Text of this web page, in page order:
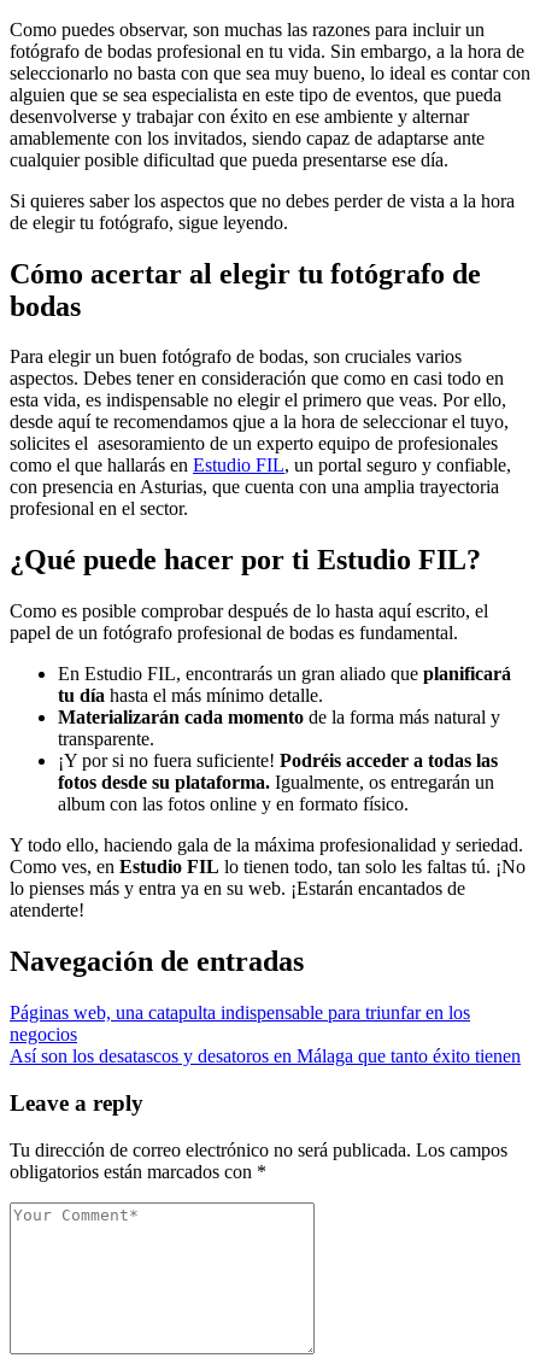
Como puedes observar, son muchas las razones para incluir un
fotógrafo de bodas profesional en tu vida. Sin embargo, a la hora de
seleccionarlo no basta con que sea muy bueno, lo ideal es contar con
alguien que se sea especialista en este tipo de eventos, que pueda
desenvolverse y trabajar con éxito en ese ambiente y alternar
amablemente con los invitados, siendo capaz de adaptarse ante
cualquier posible dificultad que pueda presentarse ese día.
Si quieres saber los aspectos que no debes perder de vista a la hora
de elegir tu fotógrafo, sigue leyendo.
Cómo acertar al elegir tu fotógrafo de
bodas
Para elegir un buen fotógrafo de bodas, son cruciales varios
aspectos. Debes tener en consideración que como en casi todo en
esta vida, es indispensable no elegir el primero que veas. Por ello,
desde aquí te recomendamos qjue a la hora de seleccionar el tuyo,
solicites el asesoramiento de un experto equipo de profesionales
como el que hallarás en Estudio FIL, un portal seguro y confiable,
con presencia en Asturias, que cuenta con una amplia trayectoria
profesional en el sector.
¿Qué puede hacer por ti Estudio FIL?
Como es posible comprobar después de lo hasta aquí escrito, el
papel de un fotógrafo profesional de bodas es fundamental.
En Estudio FIL, encontrarás un gran aliado que planificará
tu día hasta el más mínimo detalle.
Materializarán cada momento de la forma más natural y
transparente.
¡Y por si no fuera suficiente! Podréis acceder a todas las
fotos desde su plataforma. Igualmente, os entregarán un
album con las fotos online y en formato físico.
Y todo ello, haciendo gala de la máxima profesionalidad y seriedad.
Como ves, en Estudio FIL lo tienen todo, tan solo les faltas tú. ¡No
lo pienses más y entra ya en su web. ¡Estarán encantados de
atenderte!
Navegación de entradas
Páginas web, una catapulta indispensable para triunfar en los
negocios
Así son los desatascos y desatoros en Málaga que tanto éxito tienen
Leave a reply
Tu dirección de correo electrónico no será publicada. Los campos
obligatorios están marcados con *